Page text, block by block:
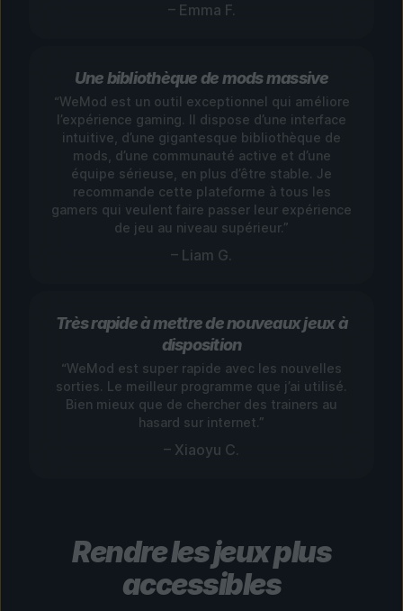
– Emma F.
Une bibliothèque de mods massive
“WeMod est un outil exceptionnel qui améliore
l’expérience gaming. Il dispose d’une interface
intuitive, d’une gigantesque bibliothèque de
mods, d’une communauté active et d’une
équipe sérieuse, en plus d’être stable. Je
recommande cette plateforme à tous les
gamers qui veulent faire passer leur expérience
de jeu au niveau supérieur.”
– Liam G.
Très rapide à mettre de nouveaux jeux à
disposition
“WeMod est super rapide avec les nouvelles
sorties. Le meilleur programme que j’ai utilisé.
Bien mieux que de chercher des trainers au
hasard sur internet.”
– Xiaoyu C.
Rendre les jeux plus
accessibles